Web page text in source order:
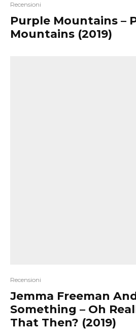
Recensioni
Purple Mountains –
Mountains (2019)
Recensioni
Jemma Freeman
Something – Oh
That Then? (2019)